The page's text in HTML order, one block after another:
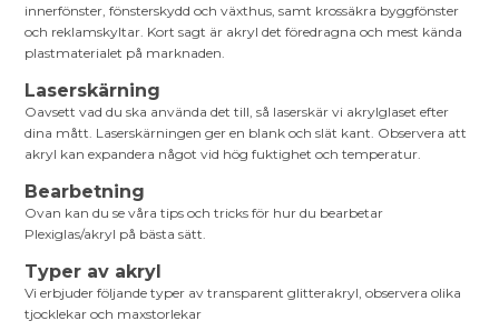
innerfönster, fönsterskydd och växthus, samt krossäkra byggfönster
och reklamskyltar. Kort sagt är akryl det föredragna och mest kända
plastmaterialet på marknaden.
Laserskärning
Oavsett vad du ska använda det till, så laserskär vi akrylglaset efter
dina mått. Laserskärningen ger en blank och slät kant. Observera att
akryl kan expandera något vid hög fuktighet och temperatur.
Bearbetning
Ovan kan du se våra tips och tricks för hur du bearbetar
Plexiglas/akryl på bästa sätt.
Typer av akryl
Vi erbjuder följande typer av transparent glitterakryl, observera olika
tjocklekar och maxstorlekar